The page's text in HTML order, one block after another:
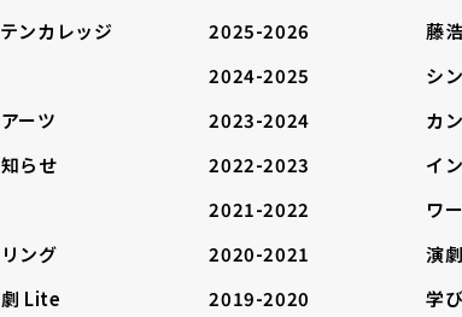
ンカレッジ
ーツ
らせ
ング
Lite
2025-2026
2024-2025
2023-2024
2022-2023
2021-2022
2020-2021
2019-2020
藤
シ
カ
イ
ワ
演劇
学